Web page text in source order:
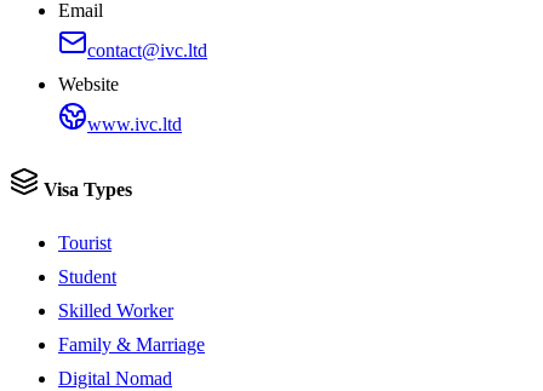
Email
contact@ivc.ltd
Website
www.ivc.ltd
Visa Types
Tourist
Student
Skilled Worker
Family & Marriage
Digital Nomad